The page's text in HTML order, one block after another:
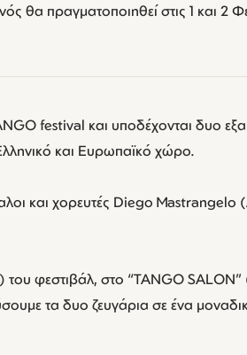
θα πραγματοποιηθεί στις 1 και 2
festival και υποδέχονται δυο
και Ευρωπαϊκό χώρο.
και χορευτές Diego Mastrangelo
φεστιβάλ, στο “TANGO
τα δυο ζευγάρια σε ένα